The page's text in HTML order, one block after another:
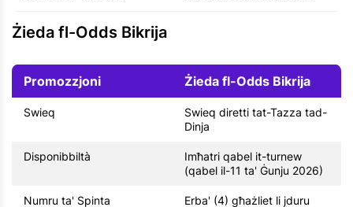
Żieda fl-Odds Bikrija
Promozzjoni Żieda fl-Odds Bikrija
Swieq
Swieq diretti tat-Tazza tad-
Dinja
Disponibbiltà
Imħatri qabel it-turnew
(qabel il-11 ta' Ġunju 2026)
Numru ta' Spinta Erba' (4) għażliet li jduru